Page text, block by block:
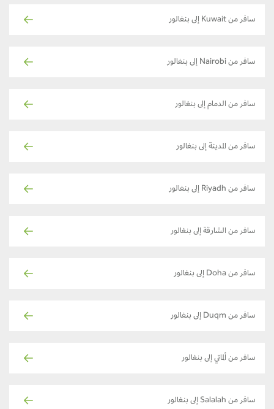
سافر من Kuwait إلى بنغالور
سافر من Nairobi إلى بنغالور
سافر من الدمام إلى بنغالور
سافر من المدينة إلى بنغالور
سافر من Riyadh إلى بنغالور
سافر من الشارقة إلى بنغالور
سافر من Doha إلى بنغالور
سافر من Duqm إلى بنغالور
سافر من ألماتي إلى بنغالور
سافر من Salalah إلى بنغالور